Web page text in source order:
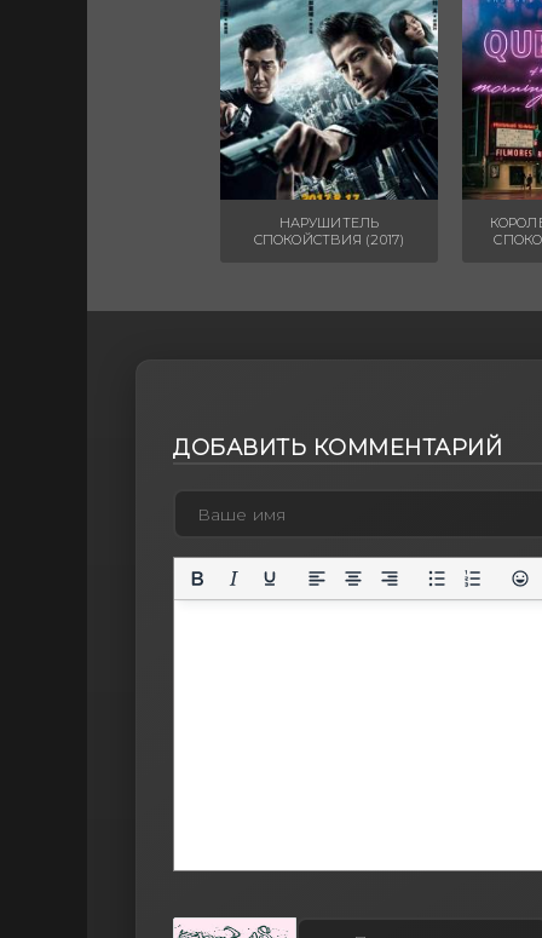
НАРУШИТЕЛЬ
СПОКОЙСТВИЯ (2017)
ДОБАВИТЬ КОММЕНТАРИЙ